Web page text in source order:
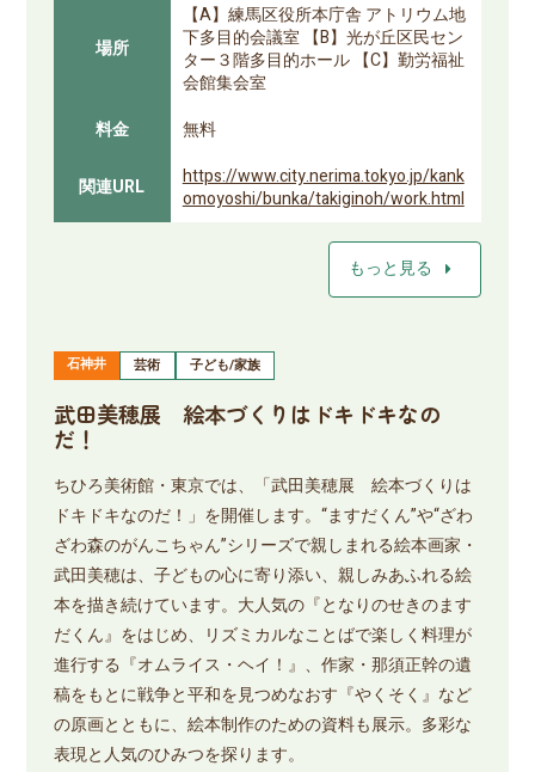
場所
【A】練馬区役所本庁舎 アトリウム地
下多目的会議室 【B】光が丘区民セン
ター３階多目的ホール 【C】勤労福祉
会館集会室
料金
無料
関連URL
https://www.city.nerima.tokyo.jp/kank
omoyoshi/bunka/takiginoh/work.html
もっと見る arrow_right
石神井 芸術 子ども/家族
武田美穂展 絵本づくりはドキドキなの
だ！
ちひろ美術館・東京では、「武田美穂展 絵本づくりは
ドキドキなのだ！」を開催します。“ますだくん”や“ざわ
ざわ森のがんこちゃん”シリーズで親しまれる絵本画家・
武田美穂は、子どもの心に寄り添い、親しみあふれる絵
本を描き続けています。大人気の『となりのせきのます
だくん』をはじめ、リズミカルなことばで楽しく料理が
進行する『オムライス・ヘイ！』、作家・那須正幹の遺
稿をもとに戦争と平和を見つめなおす『やくそく』など
の原画とともに、絵本制作のための資料も展示。多彩な
表現と人気のひみつを探ります。